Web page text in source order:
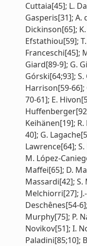
Cuttaia[45]; L.
Gasperis[31]; A.
Dickinson[65];
Efstathiou[59];
Franceschi[45];
Giard[89-9]; G.
Górski[64;93];
Harrison[59-66];
70-61]; E.
Keihänen[19];
40]; G.
Lawrence[64];
M. López-
Maffei[65]; D.
Massardi[42]; S.
Melchiorri[27];
Deschênes[54-
Murphy[75]; P.
Novikov[51]; I.
Paladini[85;10];